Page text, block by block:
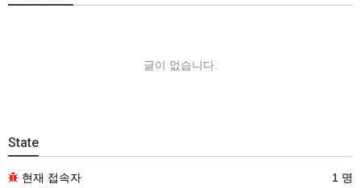
글이 없습니다.
State
현재 접속자
1 명